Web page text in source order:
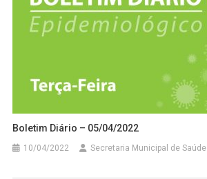
Boletim Diário – 05/04/2022
10/04/2022 Secretaria Municipal de Saúde